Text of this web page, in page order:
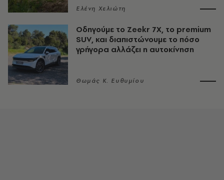
Ελένη Χελιώτη
Οδηγούμε το Zeekr 7X, το premium
SUV, και διαπιστώνουμε το πόσο
γρήγορα αλλάζει η αυτοκίνηση
Θωμάς K. Ευθυμίου